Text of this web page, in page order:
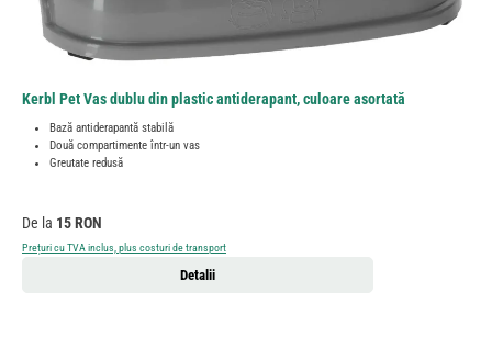
Kerbl Pet Vas dublu din plastic antiderapant, culoare asortată
Bază antiderapantă stabilă
Două compartimente într-un vas
Greutate redusă
Preț obișnuit:
De la 15 RON
Prețuri cu TVA inclus, plus costuri de transport
Detalii